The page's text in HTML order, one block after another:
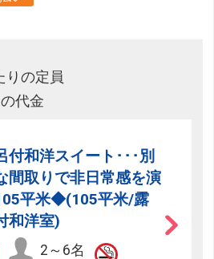
りの定員
代金
和洋スイート･･･別
間取りで非日常感を演
平米◆(105平米/露
和洋室)
2～6名